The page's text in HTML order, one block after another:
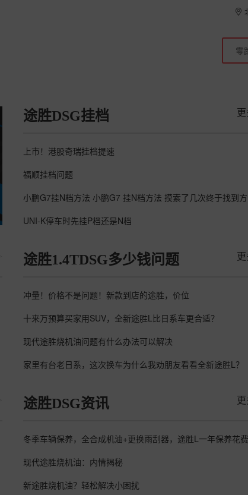
途胜DSG挂档
上市！港股奇瑞挂档提速
福顺挂档问题
UNI-K停车时先挂P档还是N档
途胜1.4TDSG多少钱问题
冲量！价格不是问题！新款到店的途胜，价位
十来万预算买家用SUV，全新途胜L比日系车更合适？
现代途胜烧机油问题有什么办法可以解决
家里有台老日系，这次换车为什么我劝朋友看看全新途胜L？
途胜DSG资讯
现代途胜烧机油：内情揭秘
新途胜烧机油？轻松解决小困扰